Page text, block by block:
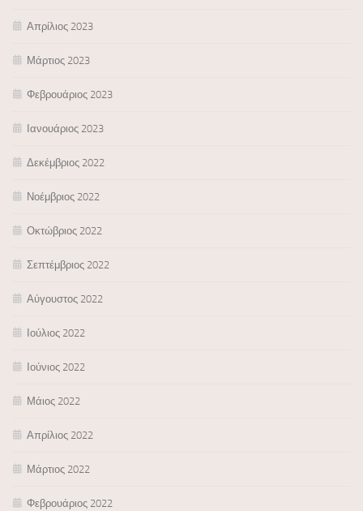
Απρίλιος 2023
Μάρτιος 2023
Φεβρουάριος 2023
Ιανουάριος 2023
Δεκέμβριος 2022
Νοέμβριος 2022
Οκτώβριος 2022
Σεπτέμβριος 2022
Αύγουστος 2022
Ιούλιος 2022
Ιούνιος 2022
Μάιος 2022
Απρίλιος 2022
Μάρτιος 2022
Φεβρουάριος 2022